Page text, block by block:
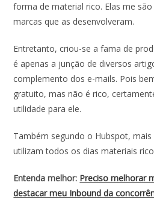
forma de material rico. Elas me
marcas que as desenvolveram.
Entretanto, criou-se a fama de
é apenas a junção de diversos
complemento dos e-mails. Pois
gratuito, mas não é rico,
utilidade para ele.
Também segundo o Hubspot, mais
utilizam todos os dias materiais
Entenda melhor: Preciso melhorar
destacar meu Inbound da